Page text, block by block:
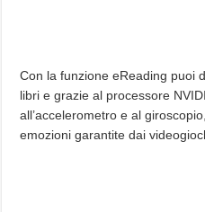
Con la funzione eReading puoi
libri e grazie al processore
all’accelerometro e al
emozioni garantite dai